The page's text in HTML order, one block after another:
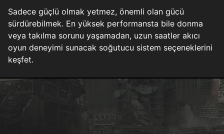
Sadece güçlü olmak yetmez, önemli olan gücü
sürdürebilmek. En yüksek performansta bile donma
veya takılma sorunu yaşamadan, uzun saatler akıcı
oyun deneyimi sunacak soğutucu sistem seçeneklerini
keşfet.